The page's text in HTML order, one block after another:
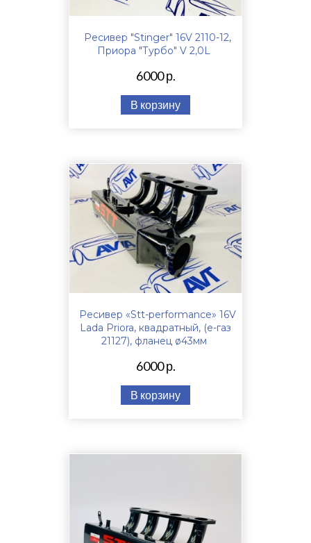
Ресивер "Stinger" 16V 2110-12,
Приора "Турбо" V 2,0L
6000 р.
В корзину
Ресивер «Stt-performance» 16V
Lada Priora, квадратный, (е-газ
21127), фланец ø43мм
6000 р.
В корзину